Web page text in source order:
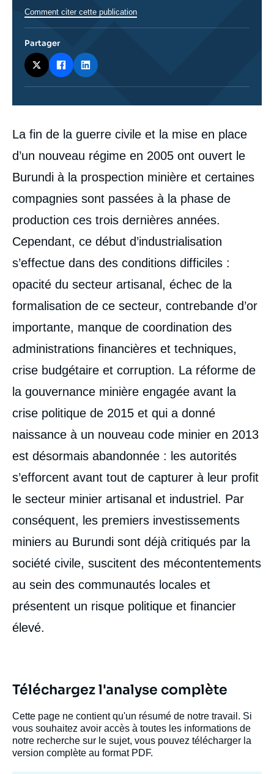
Corps
analyses
La fin de la guerre civile et la mise en place
d’un nouveau régime en 2005 ont ouvert le
Burundi à la prospection minière et certaines
compagnies sont passées à la phase de
production ces trois dernières années.
Cependant, ce début d’industrialisation
s’effectue dans des conditions difficiles :
opacité du secteur artisanal, échec de la
formalisation de ce secteur, contrebande d’or
importante, manque de coordination des
administrations financières et techniques,
crise budgétaire et corruption. La réforme de
la gouvernance minière engagée avant la
crise politique de 2015 et qui a donné
naissance à un nouveau code minier en 2013
est désormais abandonnée : les autorités
s’efforcent avant tout de capturer à leur profit
le secteur minier artisanal et industriel. Par
conséquent, les premiers investissements
miniers au Burundi sont déjà critiqués par la
société civile, suscitent des mécontentements
au sein des communautés locales et
présentent un risque politique et financier
élevé.
Comment citer cette publication
Partager
Téléchargez l'analyse complète
Cette page ne contient qu'un résumé de notre travail. Si
vous souhaitez avoir accès à toutes les informations de
notre recherche sur le sujet, vous pouvez télécharger la
version complète au format PDF.